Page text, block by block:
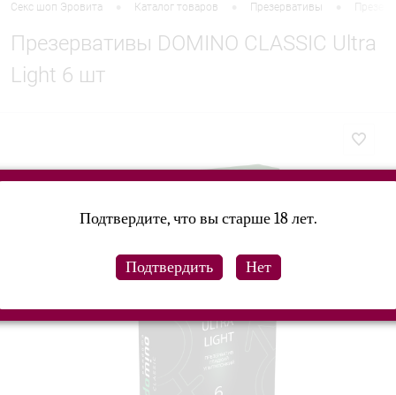
Секс шоп Эровита Каталог товаров Презервативы
Презервативы DOMINO CLASSIC Ultra
Light 6 шт
Подтвердите, что вы старше 18 лет.